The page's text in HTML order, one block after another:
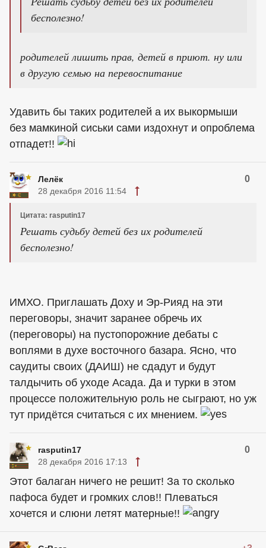
бесполезно!
родителей лишить прав, детей в приют. ну или
в другую семью на перевоспитание
Удавить бы таких родителей а их выкормыши
без мамкиной сиськи сами издохнут и опроблема
отпадет!!
Лелёк 0
28 декабря 2016 11:54
Цитата: rasputin17
Решать судьбу детей без их родителей
бесполезно!
ИМХО. Приглашать Доху и Эр-Рияд на эти
переговоры, значит заранее обречь их
(переговоры) на пустопорожние дебаты с
воплями в духе восточного базара. Ясно, что
саудиты своих (ДАИШ) не сдадут и будут
талдычить об уходе Асада. Да и турки в этом
процессе положительную роль не сыграют, но уж
тут придётся считаться с их мнением.
rasputin17 0
28 декабря 2016 17:13
Этот балаган ничего не решит! За то сколько
пафоса будет и громких слов!! Плеваться
хочется и слюни летят матерные!!